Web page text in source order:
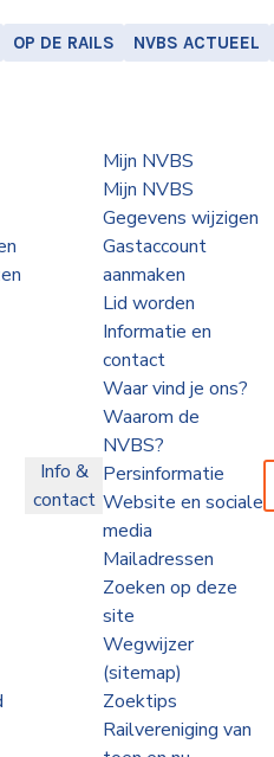
OP DE RAILS NVBS ACTUEEL
Info &
contact
Mijn NVBS
Mijn NVBS
Gegevens wijzigen
Gastaccount
aanmaken
Lid worden
Informatie en
contact
Waar vind je ons?
Waarom de
NVBS?
Persinformatie
Website en sociale
media
Mailadressen
Zoeken op deze
site
Wegwijzer
(sitemap)
Zoektips
Railvereniging van